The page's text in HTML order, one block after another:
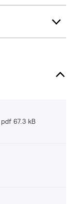
pdf 67.3 kB